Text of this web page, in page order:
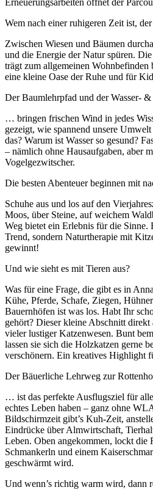
Wem nach einer ruhigeren Zeit ist,
Zwischen Wiesen und Bäumen
und die Energie der Natur spüren.
trägt zum allgemeinen Wohnbefinden
eine kleine Oase der Ruhe und für
Der Baumlehrpfad und der Wasser-
… bringen frischen Wind in jedes
gezeigt, wie spannend unsere
das? Warum ist Wasser so gesund?
– nämlich ohne Hausaufgaben, aber
Vogelgezwitscher.
Die besten Abenteuer beginnen mit
Schuhe aus und los auf den
Moos, über Steine, auf weichem
Weg bietet ein Erlebnis für die Sinne.
Trend, sondern Naturtherapie mit
gewinnt!
Und wie sieht es mit Tieren aus?
Was für eine Frage, die gibt es in
Kühe, Pferde, Schafe, Ziegen,
Bauernhöfen ist was los. Habt Ihr
gehört? Dieser kleine Abschnitt
vieler lustiger Katzenwesen. Bunt
lassen sie sich die Holzkatzen gerne
verschönern. Ein kreatives Highlight
Der Bäuerliche Lehrweg zur
… ist das perfekte Ausflugsziel für
echtes Leben haben – ganz ohne
Bildschirmzeit gibt’s Kuh-Zeit,
Eindrücke über Almwirtschaft,
Leben. Oben angekommen, lockt die
Schmankerln und einem
geschwärmt wird.
Und wenn’s richtig warm wird, dann